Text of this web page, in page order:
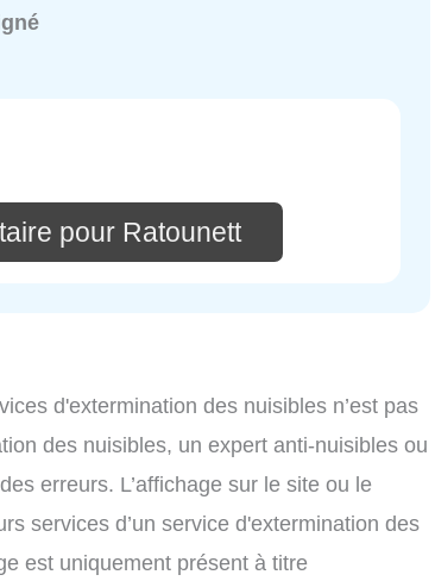
pour Ratounett
d'extermination des nuisibles n’est pas
des nuisibles, un expert anti-nuisibles ou
erreurs. L’affichage sur le site ou le
services d’un service d'extermination des
est uniquement présent à titre